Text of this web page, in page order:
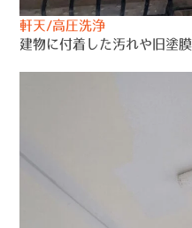
軒天/高圧洗浄
建物に付着した汚れや旧塗